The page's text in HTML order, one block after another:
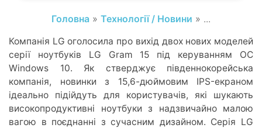
Головна » Технології / Новини » ...
Компанія LG оголосила про вихід двох нових моделей
серії ноутбуків LG Gram 15 під керуванням ОС
Windows 10. Як стверджує південнокорейська
компанія, новинки з 15,6-дюймовим IPS-екраном
ідеально підійдуть для користувачів, які шукають
високопродуктивні ноутбуки з надзвичайно малою
вагою в поєднанні з сучасним дизайном. Серія LG